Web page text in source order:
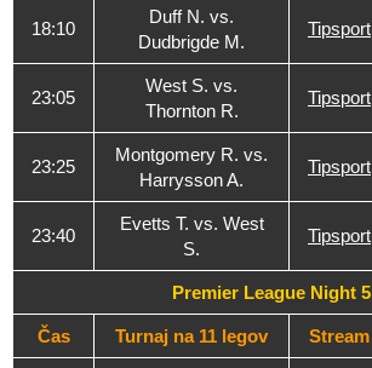
18:10
Duff N. vs.
Dudbrigde M.
Tipsport
23:05
West S. vs.
Thornton R.
Tipsport
23:25
Montgomery R. vs.
Harrysson A.
Tipsport
23:40
Evetts T. vs. West
S.
Tipsport
Premier League Night 5
Čas Turnaj na 11 legov Stream